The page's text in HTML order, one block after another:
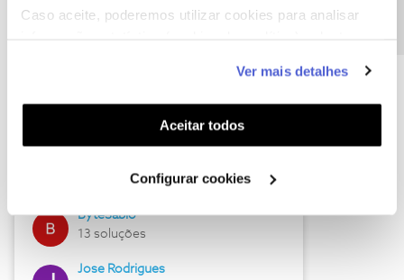
Caso aceite, poderemos utilizar cookies para analisar
funcionalidades (cookies de personalização e
funcionalidade) e adaptar anúncios aos seus interesses
(cookies de publicidade personalizada). Pode gerir a
utilização dos cookies clicando em "Configurar
Ver mais detalhes
Aceitar todos
Configurar cookies
Hall of Fame de julho
17 soluções
ByteSábio
13 soluções
Jose Rodrigues